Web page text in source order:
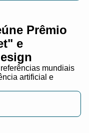
Prêmio
e
mundiais
artificial e